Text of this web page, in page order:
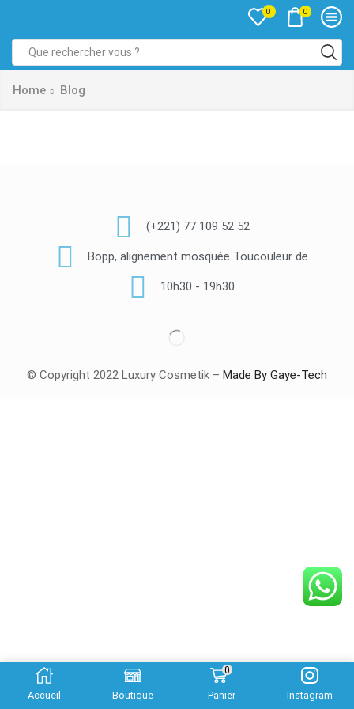
0 0
Home Blog
(+221) 77 109 52 52
Bopp, alignement mosquée Toucouleur de
10h30 - 19h30
© Copyright 2022 Luxury Cosmetik – Made By Gaye-Tech
Accueil Boutique
0
Panier Instagram